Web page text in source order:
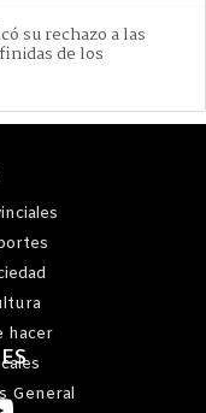
su rechazo a las
de los
hacer
General